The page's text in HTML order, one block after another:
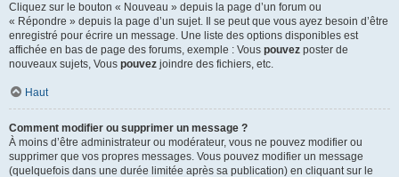
Cliquez sur le bouton « Nouveau » depuis la page d’un forum ou
« Répondre » depuis la page d’un sujet. Il se peut que vous ayez besoin d’être
enregistré pour écrire un message. Une liste des options disponibles est
affichée en bas de page des forums, exemple : Vous pouvez poster de
nouveaux sujets, Vous pouvez joindre des fichiers, etc.
Haut
Comment modifier ou supprimer un message ?
À moins d’être administrateur ou modérateur, vous ne pouvez modifier ou
supprimer que vos propres messages. Vous pouvez modifier un message
(quelquefois dans une durée limitée après sa publication) en cliquant sur le